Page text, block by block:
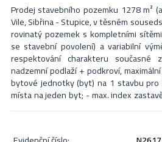
Prodej stavebního pozemku 1278 m²
Vile, Sibřina - Stupice, v těsném
rovinatý pozemek s kompletními
se stavební povolení) a variabilní
respektování charakteru současné
nadzemní podlaží + podkroví,
bytové jednotky (byt) na 1 stavbu pro
místa na jeden byt; - max. index
zeleně 0,5; Obec Sibřina a její
základní občanskou vybavenost,
škol, lékařských ordinací, pošty,